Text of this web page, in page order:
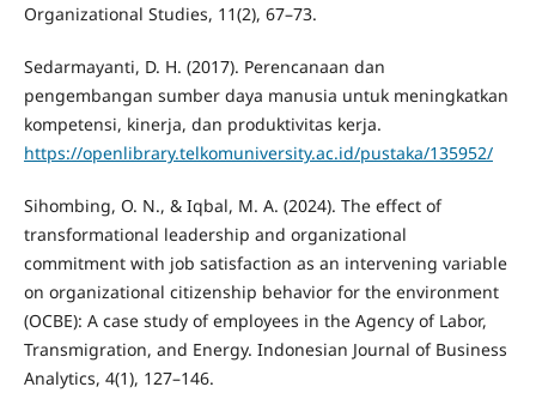
Organizational Studies, 11(2), 67–73.
Sedarmayanti, D. H. (2017). Perencanaan dan
pengembangan sumber daya manusia untuk meningkatkan
kompetensi, kinerja, dan produktivitas kerja.
https://openlibrary.telkomuniversity.ac.id/pustaka/135952/
Sihombing, O. N., & Iqbal, M. A. (2024). The effect of
transformational leadership and organizational
commitment with job satisfaction as an intervening variable
on organizational citizenship behavior for the environment
(OCBE): A case study of employees in the Agency of Labor,
Transmigration, and Energy. Indonesian Journal of Business
Analytics, 4(1), 127–146.